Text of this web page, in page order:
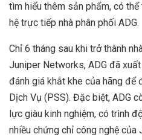
tìm hiểu thêm sản phẩm, có thể
hệ trực tiếp nhà phân phối ADG.
Chỉ 6 tháng sau khi trở thành
Juniper Networks, ADG đã
đánh giá khắt khe của hãng để
Dịch Vụ (PSS). Đặc biệt, ADG
lực giàu kinh nghiệm, có trình
nhiều chứng chỉ công nghệ